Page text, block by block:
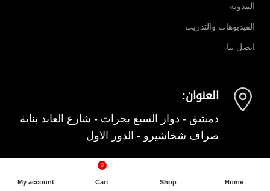
المدونة
الفيديوهات والتدريب
اتصل بنا
العنوان:
دمشق - دوار السبع بحرات - شارع العابد بناية
صراف شخاشيرو - الدور الاول
Home
Shop
0
Cart
My account